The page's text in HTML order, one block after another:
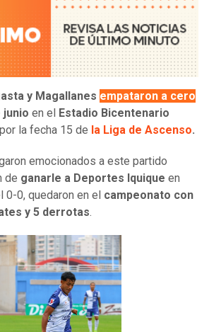
y Magallanes empataron a cero
junio en el
Estadio Bicentenario
por la fecha 15 de la Liga de Ascenso.
emocionados a este partido
de ganarle a Deportes Iquique en
0-0, quedaron en el campeonato con
y 5 derrotas.